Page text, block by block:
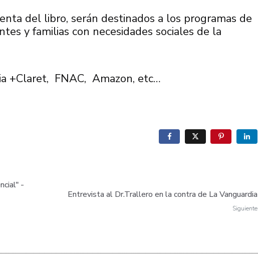
del libro, serán destinados a los programas de
y familias con necesidades sociales de la
+Claret, FNAC, Amazon, etc…
-
Entrevista al Dr.Trallero en la contra de La Vanguardia
Siguiente